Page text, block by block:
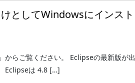
としてWindowsにインスト
らご覧ください。 Eclipseの最新版が出
Eclipseは 4.8 […]